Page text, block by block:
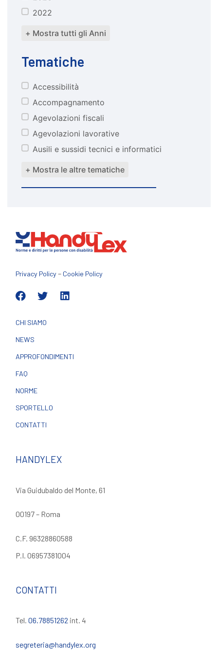
2022
+ Mostra tutti gli Anni
Tematiche
tematiche
Accessibilità
Accompagnamento
Agevolazioni fiscali
Agevolazioni lavorative
Ausili e sussidi tecnici e informatici
+ Mostra le altre tematiche
Privacy Policy– Cookie Policy
CHI SIAMO
NEWS
APPROFONDIMENTI
FAQ
NORME
SPORTELLO
CONTATTI
HANDYLEX
Via Guidubaldo del Monte, 61
00197 – Roma
C.F. 96328860588
P.I. 06957381004
CONTATTI
Tel.06.78851262 int. 4
segreteria@handylex.org